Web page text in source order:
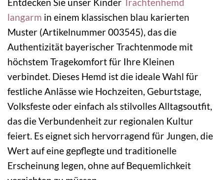
langarm in einem klassischen blau karierten
Muster (Artikelnummer 003545), das die
Authentizität bayerischer Trachtenmode mit
höchstem Tragekomfort für Ihre Kleinen
verbindet. Dieses Hemd ist die ideale Wahl für
festliche Anlässe wie Hochzeiten, Geburtstage,
Volksfeste oder einfach als stilvolles Alltagsoutfit,
das die Verbundenheit zur regionalen Kultur
feiert. Es eignet sich hervorragend für Jungen, die
Wert auf eine gepflegte und traditionelle
Erscheinung legen, ohne auf Bequemlichkeit